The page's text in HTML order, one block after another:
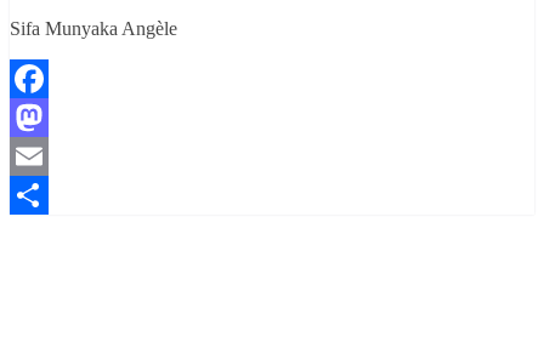
Sifa Munyaka Angèle
Facebook
Mastodon
Email